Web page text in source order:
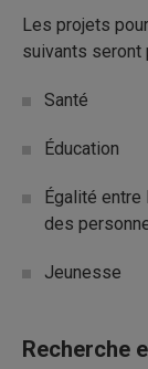
Les projets
suivants seront
Santé
Éducation
Égalité
des
Jeunesse
Recherche